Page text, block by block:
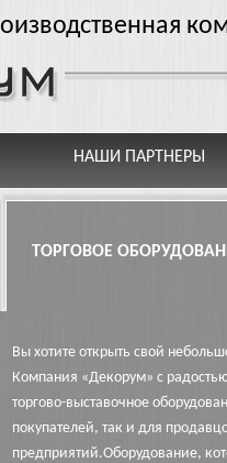
НАШИ ПАРТНЕРЫ
ТОРГОВОЕ
Вы хотите открыть свой
Компания «Декорум» с
торгово-выставочное
покупателей, так и для
предприятий.Оборудование,